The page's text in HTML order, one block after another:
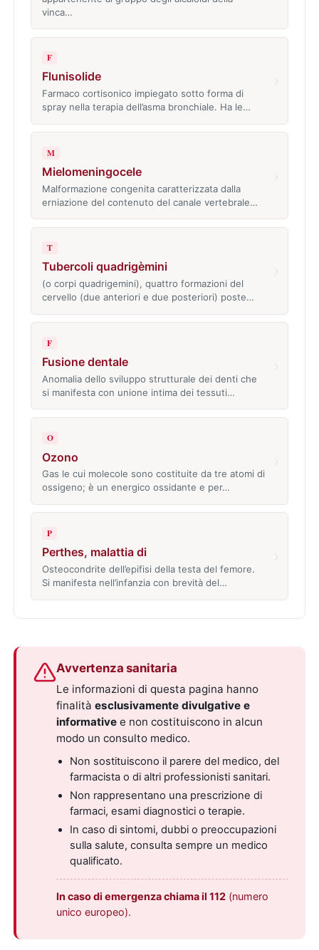
vinca…
F
Flunisolide
Farmaco cortisonico impiegato sotto forma di
spray nella terapia dell’asma bronchiale. Ha le…
M
Mielomeningocele
Malformazione congenita caratterizzata dalla
erniazione del contenuto del canale vertebrale…
T
Tubercoli quadrigèmini
(o corpi quadrigemini), quattro formazioni del
cervello (due anteriori e due posteriori) poste…
F
Fusione dentale
Anomalia dello sviluppo strutturale dei denti che
si manifesta con unione intima dei tessuti…
O
Ozono
Gas le cui molecole sono costituite da tre atomi di
ossigeno; è un energico ossidante e per…
P
Perthes, malattia di
Osteocondrite dell’epifisi della testa del femore.
Si manifesta nell’infanzia con brevità del…
Avvertenza sanitaria
Le informazioni di questa pagina hanno
finalitàesclusivamente divulgative e
informative e non costituiscono in alcun
modo un consulto medico.
Non sostituiscono il parere del medico, del
farmacista o di altri professionisti sanitari.
Non rappresentano una prescrizione di
farmaci, esami diagnostici o terapie.
In caso di sintomi, dubbi o preoccupazioni
sulla salute, consulta sempre un medico
qualificato.
In caso di emergenza chiama il 112 (numero
unico europeo).